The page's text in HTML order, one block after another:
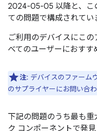
2024-05-05 以降と、こ
ての問題で構成されてい
ご利用のデバイスにこ
べてのユーザーにおすす
注: デバイスのファーム
のサプライヤーにお問い合わ
下記の問題のうち最も
ク コンポーネントで発